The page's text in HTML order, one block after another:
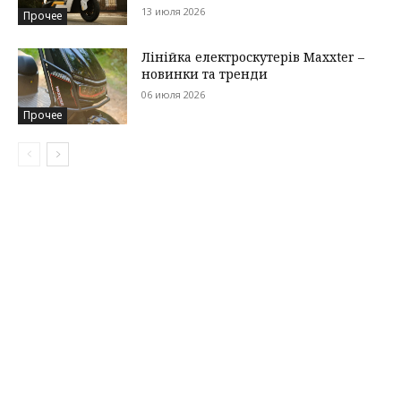
Прочее 13 июля 2026
Прочее
Лінійка електроскутерів Maxxter –
новинки та тренди
06 июля 2026